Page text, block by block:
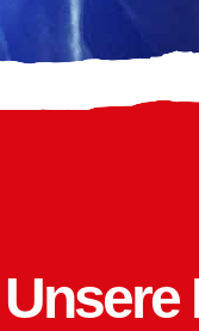
Unsere